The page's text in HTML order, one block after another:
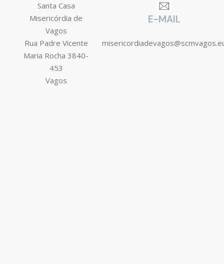
Santa Casa
Misericórdia de
Vagos
Rua Padre Vicente
Maria Rocha 3840-
453
Vagos
E-MAIL